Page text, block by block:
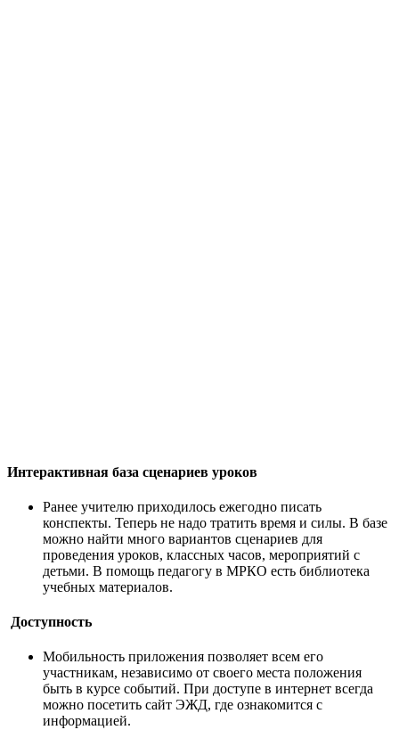
Интерактивная база сценариев уроков
Ранее учителю приходилось ежегодно писать
конспекты. Теперь не надо тратить время и силы. В базе
можно найти много вариантов сценариев для
проведения уроков, классных часов, мероприятий с
детьми. В помощь педагогу в МРКО есть библиотека
учебных материалов.
Доступность
Мобильность приложения позволяет всем его
участникам, независимо от своего места положения
быть в курсе событий. При доступе в интернет всегда
можно посетить сайт ЭЖД, где ознакомится с
информацией.